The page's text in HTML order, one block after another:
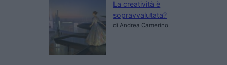
La creatività è
sopravvalutata?
di Andrea Camerino